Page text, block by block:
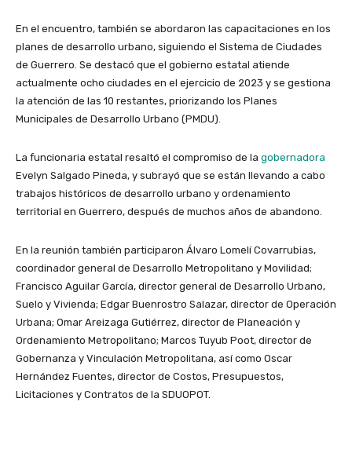
En el encuentro, también se abordaron las capacitaciones en los
planes de desarrollo urbano, siguiendo el Sistema de Ciudades
de Guerrero. Se destacó que el gobierno estatal atiende
actualmente ocho ciudades en el ejercicio de 2023 y se gestiona
la atención de las 10 restantes, priorizando los Planes
Municipales de Desarrollo Urbano (PMDU).
La funcionaria estatal resaltó el compromiso de la gobernadora
Evelyn Salgado Pineda, y subrayó que se están llevando a cabo
trabajos históricos de desarrollo urbano y ordenamiento
territorial en Guerrero, después de muchos años de abandono.
En la reunión también participaron Álvaro Lomelí Covarrubias,
coordinador general de Desarrollo Metropolitano y Movilidad;
Francisco Aguilar García, director general de Desarrollo Urbano,
Suelo y Vivienda; Edgar Buenrostro Salazar, director de Operación
Urbana; Omar Areizaga Gutiérrez, director de Planeación y
Ordenamiento Metropolitano; Marcos Tuyub Poot, director de
Gobernanza y Vinculación Metropolitana, así como Oscar
Hernández Fuentes, director de Costos, Presupuestos,
Licitaciones y Contratos de la SDUOPOT.